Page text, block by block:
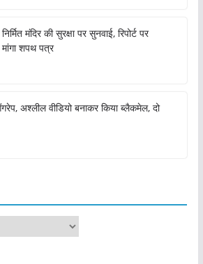
मंदिर की सुरक्षा पर सुनवाई, रिपोर्ट पर
मांगा शपथ पत्र
अश्लील वीडियो बनाकर किया ब्लैकमेल, दो